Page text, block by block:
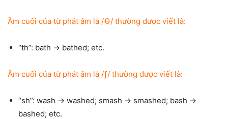
Âm cuối của từ phát âm là /Ꝋ/ thường được viết là:
“th”: bath → bathed; etc.
Âm cuối của từ phát âm là /ʃ/ thường được viết là:
“sh”: wash → washed; smash → smashed; bash →
bashed; etc.